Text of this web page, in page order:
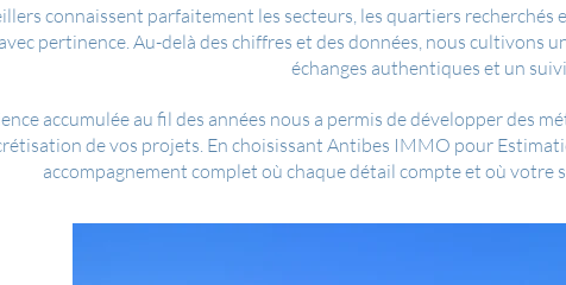
connaissent parfaitement les secteurs, les quartiers
pertinence. Au-delà des chiffres et des données, nous cultivons
échanges authentiques et un
accumulée au fil des années nous a permis de développer des
de vos projets. En choisissant Antibes IMMO pour
accompagnement complet où chaque détail compte et où